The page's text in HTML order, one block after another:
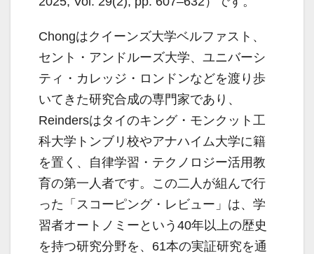
Chongはクイーンズ大学ベルファスト、
セント・アンドルーズ大学、ユニバーシ
ティ・カレッジ・ロンドンなどを渡り歩
いてきた研究合成の専門家であり、
Reindersはタイのキング・モンクット工
科大学トンブリ校やアナハイム大学に籍
を置く、自律学習・テクノロジー活用教
育の第一人者です。この二人が組んで行
った「スコーピング・レビュー」は、学
習者オートノミーという40年以上の歴史
を持つ研究分野を、61本の実証研究を通